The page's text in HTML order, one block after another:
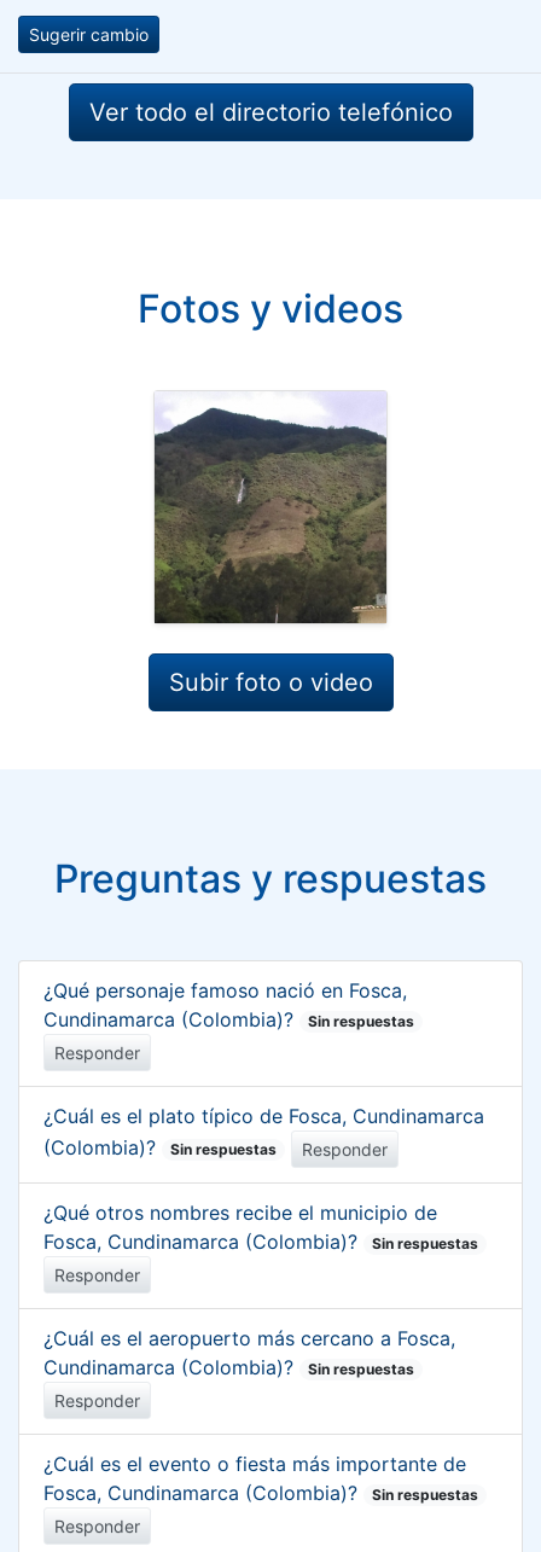
Sugerir cambio
Ver todo el directorio telefónico
Fotos y videos
Subir foto o video
Preguntas y respuestas
¿Qué personaje famoso nació en Fosca,
Cundinamarca (Colombia)?
Sin respuestas
Responder
¿Cuál es el plato típico de Fosca, Cundinamarca
(Colombia)?
Sin respuestas Responder
¿Qué otros nombres recibe el municipio de
Fosca, Cundinamarca (Colombia)?
Sin respuestas
Responder
¿Cuál es el aeropuerto más cercano a Fosca,
Cundinamarca (Colombia)?
Sin respuestas
Responder
¿Cuál es el evento o fiesta más importante de
Fosca, Cundinamarca (Colombia)?
Sin respuestas
Responder